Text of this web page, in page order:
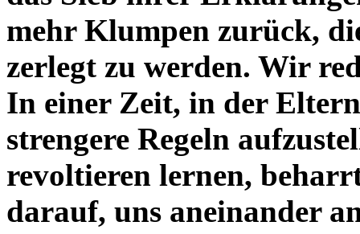
mehr Klumpen zurück,
zerlegt zu werden. Wir
In einer Zeit, in der
strengere Regeln
revoltieren lernen,
darauf, uns aneinander